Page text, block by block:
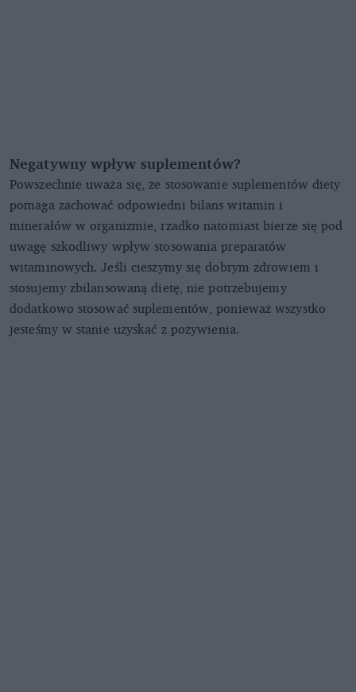
Negatywny wpływ suplementów?
Powszechnie uważa się, że stosowanie suplementów diety
pomaga zachować odpowiedni bilans witamin i
minerałów w organizmie, rzadko natomiast bierze się pod
uwagę szkodliwy wpływ stosowania preparatów
witaminowych. Jeśli cieszymy się dobrym zdrowiem i
stosujemy zbilansowaną dietę, nie potrzebujemy
dodatkowo stosować suplementów, ponieważ wszystko
jesteśmy w stanie uzyskać z pożywienia.